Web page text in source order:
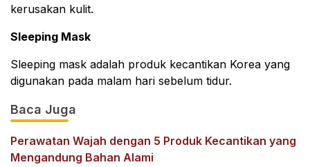
kerusakan kulit.
Sleeping Mask
Sleeping mask adalah produk kecantikan Korea yang
digunakan pada malam hari sebelum tidur.
Baca Juga
Perawatan Wajah dengan 5 Produk Kecantikan yang
Mengandung Bahan Alami